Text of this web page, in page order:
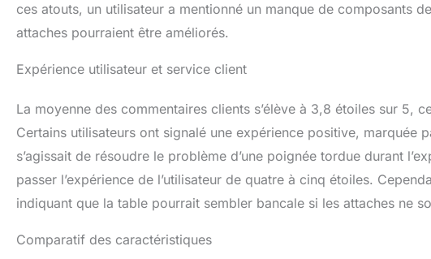
ces atouts, un utilisateur a mentionné un manque de composants
attaches pourraient être améliorés.
Expérience utilisateur et service client
La moyenne des commentaires clients s’élève à 3,8 étoiles sur 5,
Certains utilisateurs ont signalé une expérience positive, marquée
s’agissait de résoudre le problème d’une poignée tordue durant
passer l’expérience de l’utilisateur de quatre à cinq étoiles.
indiquant que la table pourrait sembler bancale si les attaches ne
Comparatif des caractéristiques